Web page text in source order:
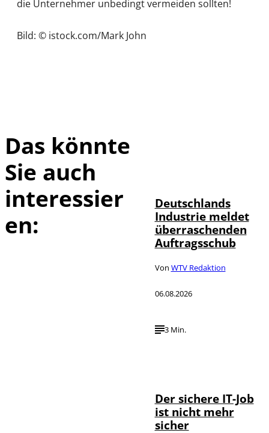
die Unternehmer unbedingt vermeiden sollten!
Bild: © istock.com/Mark John
Das könnte
Sie auch
interessier
en:
Deutschlands
Industrie meldet
überraschenden
Auftragsschub
Von WTV Redaktion
06.08.2026
3 Min.
Der sichere IT-Job
ist nicht mehr
sicher